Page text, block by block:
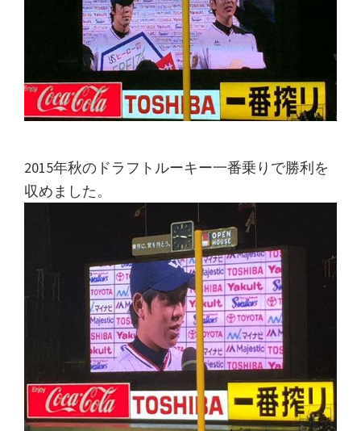
2015年秋のドラフトルーキー一番乗りで勝利を
収めました。